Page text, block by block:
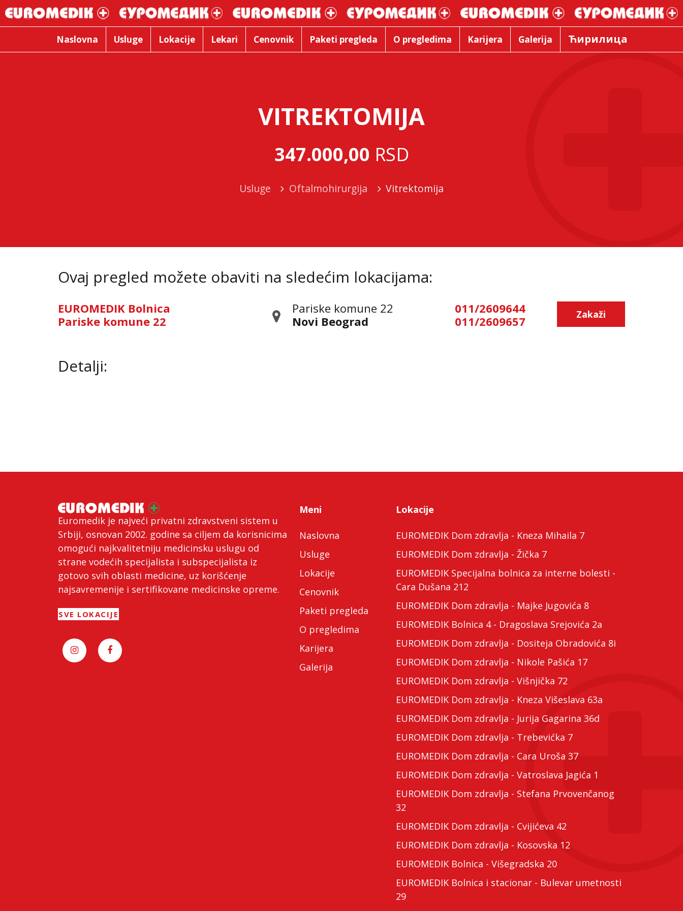
Naslovna Usluge Lokacije Lekari Cenovnik Paketi pregleda O pregledima Karijera Galerija Ћирилица
VITREKTOMIJA
347.000,00 RSD
Usluge Oftalmohirurgija Vitrektomija
Ovaj pregled možete obaviti na sledećim lokacijama:
EUROMEDIK Bolnica
Pariske komune 22
Pariske komune 22
Novi Beograd
011/2609644
011/2609657
Zakaži
Detalji:
Euromedik je najveći privatni zdravstveni sistem u
Srbiji, osnovan 2002. godine sa ciljem da korisnicima
omogući najkvalitetniju medicinsku uslugu od
strane vodećih specijalista i subspecijalista iz
gotovo svih oblasti medicine, uz korišćenje
najsavremenije i sertifikovane medicinske opreme.
SVE LOKACIJE
Meni
Naslovna
Usluge
Lokacije
Cenovnik
Paketi pregleda
O pregledima
Karijera
Galerija
Lokacije
EUROMEDIK Dom zdravlja - Kneza Mihaila 7
EUROMEDIK Dom zdravlja - Žička 7
EUROMEDIK Specijalna bolnica za interne bolesti -
Cara Dušana 212
EUROMEDIK Dom zdravlja - Majke Jugovića 8
EUROMEDIK Bolnica 4 - Dragoslava Srejovića 2a
EUROMEDIK Dom zdravlja - Dositeja Obradovića 8i
EUROMEDIK Dom zdravlja - Nikole Pašića 17
EUROMEDIK Dom zdravlja - Višnjička 72
EUROMEDIK Dom zdravlja - Kneza Višeslava 63a
EUROMEDIK Dom zdravlja - Jurija Gagarina 36d
EUROMEDIK Dom zdravlja - Trebevićka 7
EUROMEDIK Dom zdravlja - Cara Uroša 37
EUROMEDIK Dom zdravlja - Vatroslava Jagića 1
EUROMEDIK Dom zdravlja - Stefana Prvovenčanog
32
EUROMEDIK Dom zdravlja - Cvijićeva 42
EUROMEDIK Dom zdravlja - Kosovska 12
EUROMEDIK Bolnica - Višegradska 20
EUROMEDIK Bolnica i stacionar - Bulevar umetnosti
29